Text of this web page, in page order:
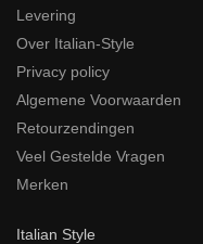
Levering
Over Italian-Style
Privacy policy
Algemene Voorwaarden
Retourzendingen
Veel Gestelde Vragen
Merken
Italian Style